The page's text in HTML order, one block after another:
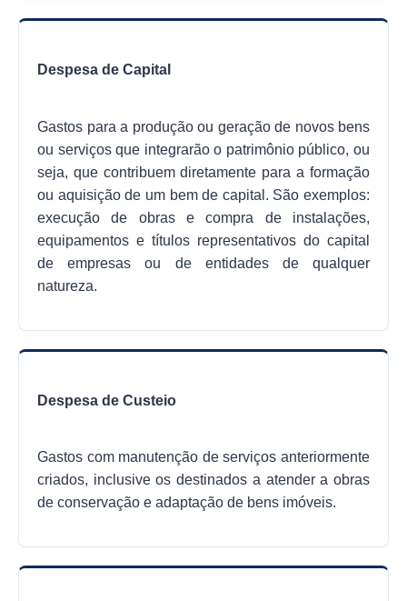
Despesa de Capital
Gastos para a produção ou geração de novos bens
ou serviços que integrarão o patrimônio público, ou
seja, que contribuem diretamente para a formação
ou aquisição de um bem de capital. São exemplos:
execução de obras e compra de instalações,
equipamentos e títulos representativos do capital
de empresas ou de entidades de qualquer
natureza.
Despesa de Custeio
Gastos com manutenção de serviços anteriormente
criados, inclusive os destinados a atender a obras
de conservação e adaptação de bens imóveis.